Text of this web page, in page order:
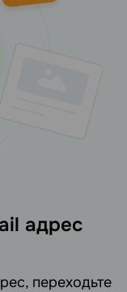
адрес
переходьте